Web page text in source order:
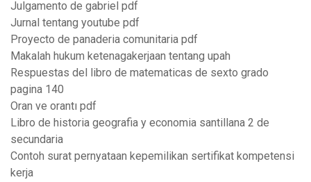
Julgamento de gabriel pdf
Jurnal tentang youtube pdf
Proyecto de panaderia comunitaria pdf
Makalah hukum ketenagakerjaan tentang upah
Respuestas del libro de matematicas de sexto grado
pagina 140
Oran ve orantı pdf
Libro de historia geografia y economia santillana 2 de
secundaria
Contoh surat pernyataan kepemilikan sertifikat kompetensi
kerja